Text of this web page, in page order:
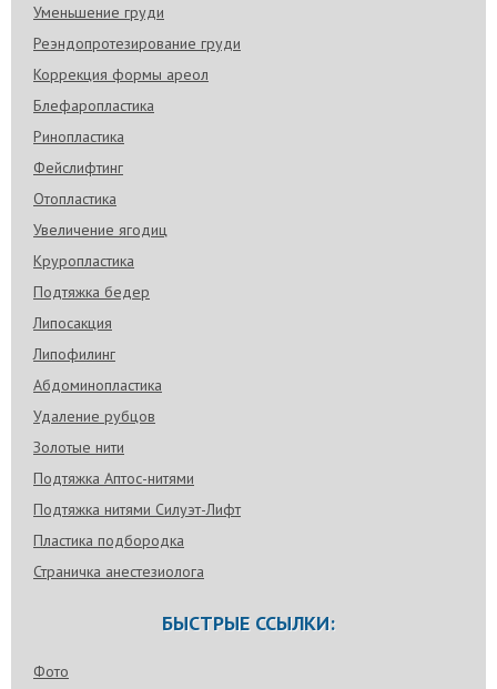
Уменьшение груди
Реэндопротезирование груди
Коррекция формы ареол
Блефаропластика
Ринопластика
Фейслифтинг
Отопластика
Увеличение ягодиц
Круропластика
Подтяжка бедер
Липосакция
Липофилинг
Абдоминопластика
Удаление рубцов
Золотые нити
Подтяжка Аптос-нитями
Подтяжка нитями Силуэт-Лифт
Пластика подбородка
Страничка анестезиолога
БЫСТРЫЕ ССЫЛКИ:
Фото